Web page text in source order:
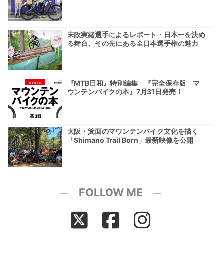
末政実緒選手によるレポート・日本一を決め
る舞台、その先にある全日本選手権の魅力
『MTB日和』特別編集 『完全保存版 マ
ウンテンバイクの本』7月31日発売！
大阪・箕面のマウンテンバイク文化を描く
「Shimano Trail Born」最新映像を公開
─ FOLLOW ME ─